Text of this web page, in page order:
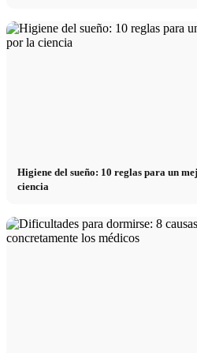
Higiene del sueño: 10 reglas para un
ciencia